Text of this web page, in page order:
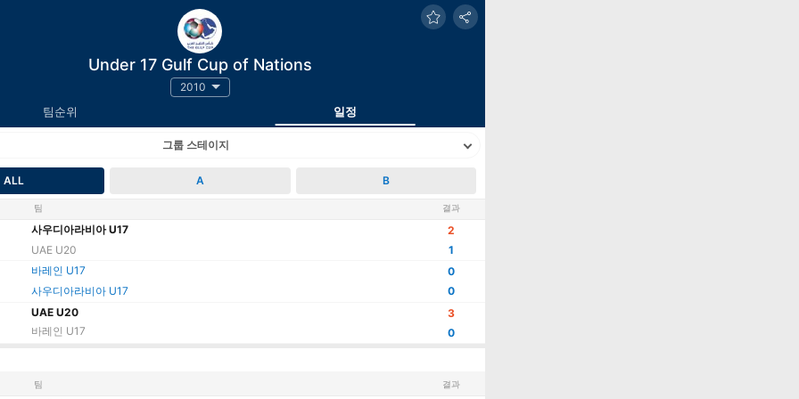
Under 17 Gulf Cup of Nations
2010
팀순위 일정
그룹 스테이지
ALL A B
팀 결과
사우디아라비아 U17
UAE U20
2
1
바레인 U17
사우디아라비아 U17
0
0
UAE U20
바레인 U17
3
0
팀 결과